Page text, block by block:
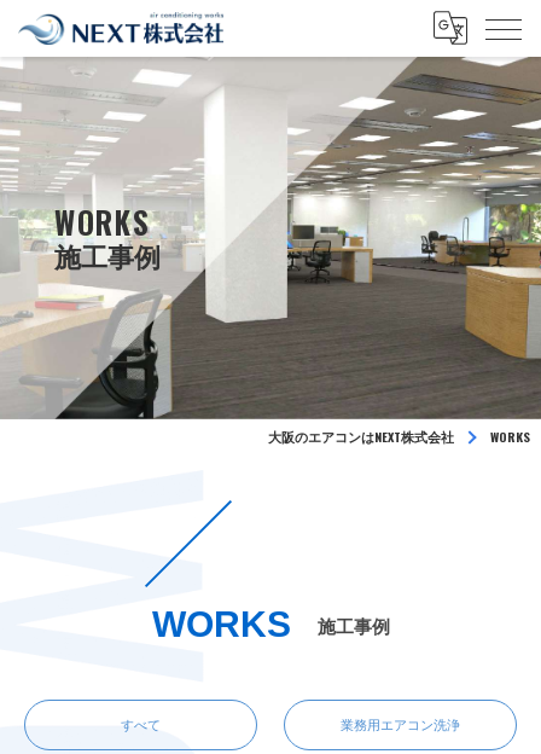
WORKS
大阪のエアコンはNEXT株式会社 WORKS
WORKS 施工事例
すべて 業務用エアコン洗浄